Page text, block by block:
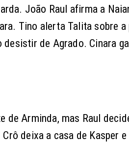
João Raul afirma a
Tino alerta Talita sobre
desistir de Agrado. Cinara
de Arminda, mas Raul
deixa a casa de Kasper